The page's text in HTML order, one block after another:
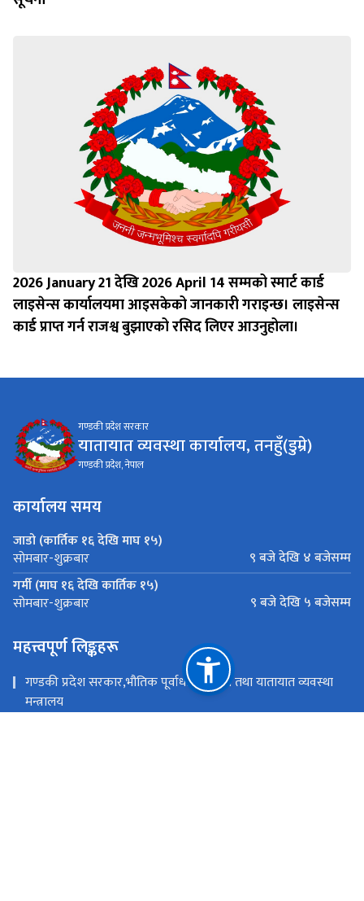
2026 January 21 देखि 2026 April 14 सम्मको स्मार्ट कार्ड
लाइसेन्स कार्यालयमा आइसकेको जानकारी गराइन्छ। लाइसेन्स
कार्ड प्राप्त गर्न राजश्व बुझाएको रसिद लिएर आउनुहोला।
गण्डकी प्रदेश सरकार
यातायात व्यवस्था कार्यालय, तनहुँ(डुम्रे)
गण्डकी प्रदेश, नेपाल
कार्यालय समय
जाडो (कार्तिक १६ देखि माघ १५)
सोमबार-शुक्रबार
९ बजे देखि ४ बजेसम्म
गर्मी (माघ १६ देखि कार्तिक १५)
सोमबार-शुक्रबार ९ बजे देखि ५ बजेसम्म
महत्त्वपूर्ण लिङ्कहरू
गण्डकी प्रदेश सरकार,भौतिक पूर्वाधार विकास तथा यातायात व्यवस्था
मन्त्रालय